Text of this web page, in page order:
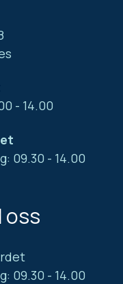
- 14.00
09.30 - 14.00
oss
09.30 - 14.00